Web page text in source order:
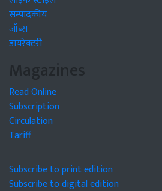
सम्पादकीय
जॉब्स
डायरेक्टरी
Magazines
Read Online
Subscription
Circulation
Tariff
Subscribe to print edition
Subscribe to digital edition